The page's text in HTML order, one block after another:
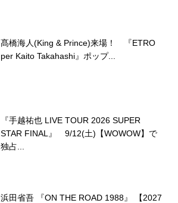
髙橋海人(King & Prince)来場！ 『ETRO
per Kaito Takahashi』ポップ...
『手越祐也 LIVE TOUR 2026 SUPER
STAR FINAL』 9/12(土)【WOWOW】で
独占...
浜田省吾 『ON THE ROAD 1988』 【2027